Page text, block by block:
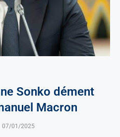
Sonko dément
Macron
07/01/2025